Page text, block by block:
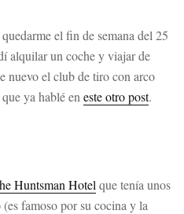
el fin de semana del 25
alquilar un coche y viajar de
nuevo el club de tiro con arco
ya hablé en este otro post.
Huntsman Hotel que tenía unos
famoso por su cocina y la